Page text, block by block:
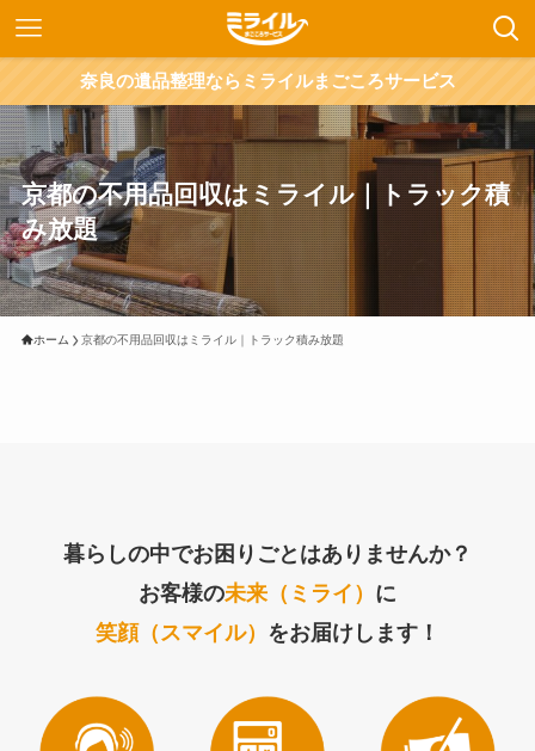
奈良の遺品整理ならミライルまごころサービス
京都の不用品回収はミライル｜トラック積
み放題
ホーム 京都の不用品回収はミライル｜トラック積み放題
暮らしの中でお困りごとはありませんか？
お客様の未来（ミライ） に
笑顔（スマイル） をお届けします！